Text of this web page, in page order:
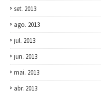
set. 2013
ago. 2013
jul. 2013
jun. 2013
mai. 2013
abr. 2013